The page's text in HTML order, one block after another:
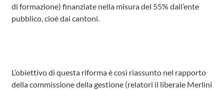
di formazione) finanziate nella misura del 55% dall’ente
pubblico, cioè dai cantoni.
L’obiettivo di questa riforma è così riassunto nel rapporto
della commissione della gestione (relatori il liberale Merlini